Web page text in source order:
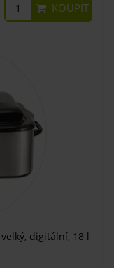
KOUPIT
digitální, 18 l